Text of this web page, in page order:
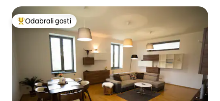
Među najviše rangiranima s oznakom „Odabrali gosti”
Odabrali gosti